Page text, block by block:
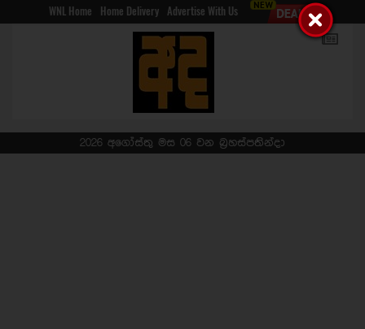
WNL Home Home Delivery Advertise With Us
2026 අගෝස්තු මස 06 වන බ්‍රහස්පතින්දා